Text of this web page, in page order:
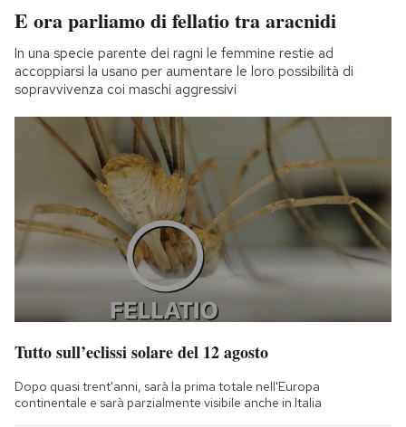
E ora parliamo di fellatio tra aracnidi
In una specie parente dei ragni le femmine restie ad
accoppiarsi la usano per aumentare le loro possibilità di
sopravvivenza coi maschi aggressivi
Tutto sull’eclissi solare del 12 agosto
Dopo quasi trent'anni, sarà la prima totale nell'Europa
continentale e sarà parzialmente visibile anche in Italia